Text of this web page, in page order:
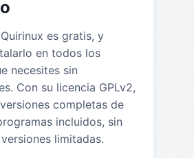
es gratis, y
en todos los
necesites sin
Con su licencia GPLv2,
completas de
incluidos, sin
limitadas.